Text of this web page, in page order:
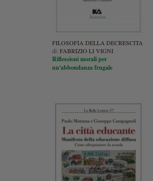
FILOSOFIA DELLA DECRESCITA
di: FABRIZIO LI VIGNI
Riflessioni morali per
un'abbondanza frugale